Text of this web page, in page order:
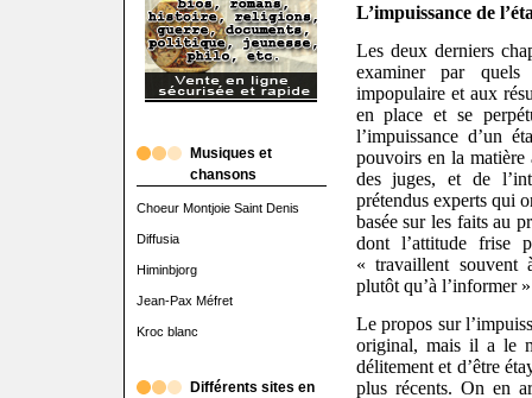
Musiques et
chansons
Choeur Montjoie Saint Denis
Diffusia
Himinbjorg
Jean-Pax Méfret
Kroc blanc
Différents sites en
L’impuissance de
Les deux derniers
examiner par quels
impopulaire et aux
en place et se
l’impuissance d’un
pouvoirs en la matière
des juges, et de
prétendus experts qui
basée sur les faits au
dont l’attitude frise
« travaillent souvent
plutôt qu’à l’informer
Le propos sur
original, mais il a le
délitement et d’être
plus récents. On en